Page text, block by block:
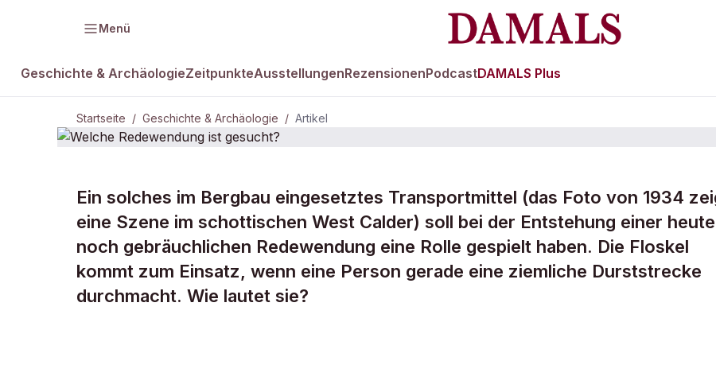
Menü
Geschichte & ArchäologieZeitpunkteAusstellungenRezensionenPodcastDAMALS Plus
Startseite / Geschichte & Archäologie / Artikel
GESCHICHTE & ARCHÄOLOGIE
Welche Redewendung ist
gesucht?
Ein solches im Bergbau eingesetztes Transportmittel (das Foto von 1934
eine Szene im schottischen West Calder) soll bei der Entstehung einer heute
noch gebräuchlichen Redewendung eine Rolle gespielt haben. Die Floskel
kommt zum Einsatz, wenn eine Person gerade eine ziemliche Durststrecke
durchmacht. Wie lautet sie?